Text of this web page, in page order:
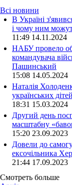
Всі новини
В Україні
і чому ним
11:49 14.11.2024
НАБУ провело
командувача
Пашинський
15:08 14.05.2024
Наталія
українських
18:31 15.03.2024
Другий день
масштабну
15:20 23.09.2023
Довели до
ексочільника
21:44 17.09.2023
Смотреть больше